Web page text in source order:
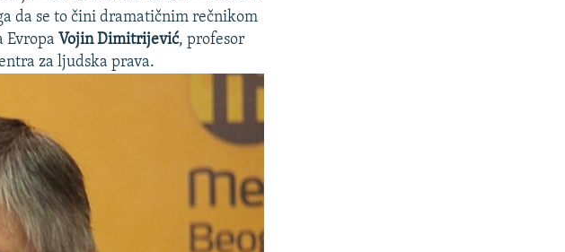
da se to čini dramatičnim rečnikom
Evropa Vojin Dimitrijević, profesor
za ljudska prava.